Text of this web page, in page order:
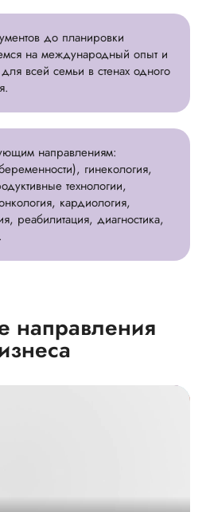
до планировки
на международный опыт и
всей семьи в стенах одного
направлениям:
гинекология,
технологии,
кардиология,
реабилитация, диагностика,
направления